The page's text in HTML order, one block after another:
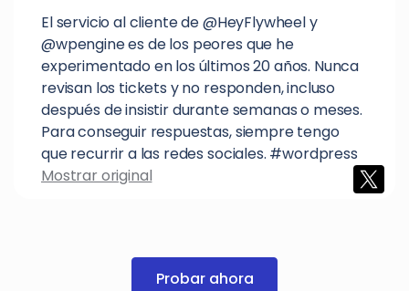
El servicio al cliente de @HeyFlywheel y
@wpengine es de los peores que he
experimentado en los últimos 20 años. Nunca
revisan los tickets y no responden, incluso
después de insistir durante semanas o meses.
Para conseguir respuestas, siempre tengo
que recurrir a las redes sociales. #wordpress
Mostrar original
Probar ahora